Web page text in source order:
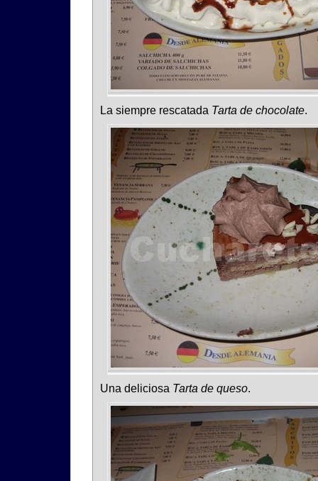
La siempre rescatada Tarta de chocolate.
Una deliciosa Tarta de queso.